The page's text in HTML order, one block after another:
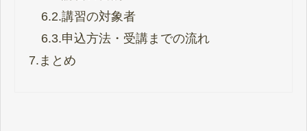
6.2.講習の対象者
6.3.申込方法・受講までの流れ
7. まとめ